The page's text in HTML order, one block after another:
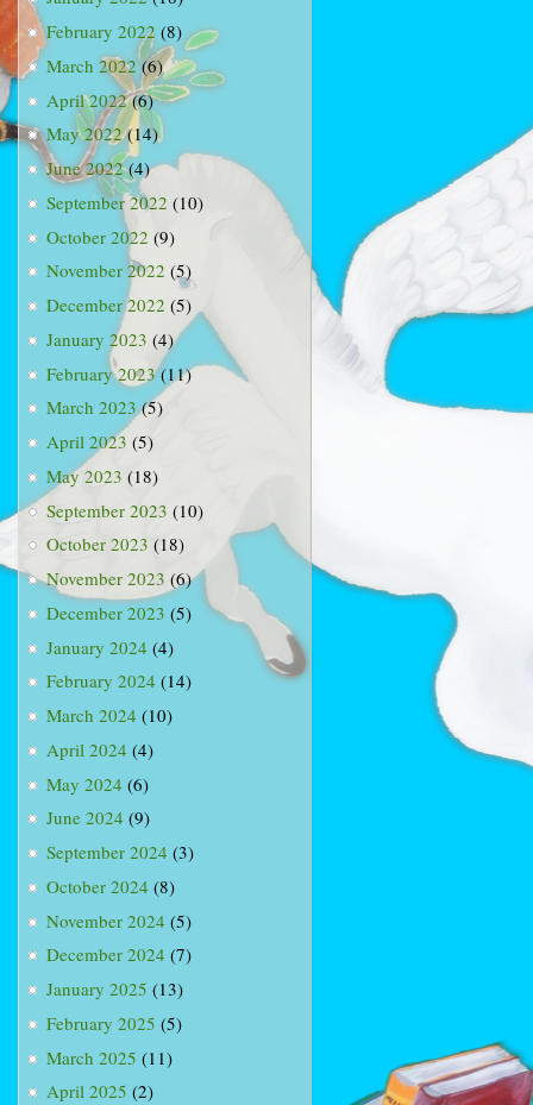
February 2022 (8)
March 2022(6)
April 2022(6)
May 2022(14)
June 2022(4)
September 2022 (10)
October 2022 (9)
November 2022 (5)
December 2022 (5)
January 2023 (4)
February 2023(11)
March 2023(5)
April 2023 (5)
May 2023 (18)
September 2023 (10)
October 2023 (18)
November 2023 (6)
December 2023 (5)
January 2024 (4)
February 2024 (14)
March 2024 (10)
April 2024 (4)
May 2024 (6)
June 2024 (9)
September 2024 (3)
October 2024 (8)
November 2024 (5)
December 2024 (7)
January 2025 (13)
February 2025 (5)
March 2025 (11)
April 2025 (2)